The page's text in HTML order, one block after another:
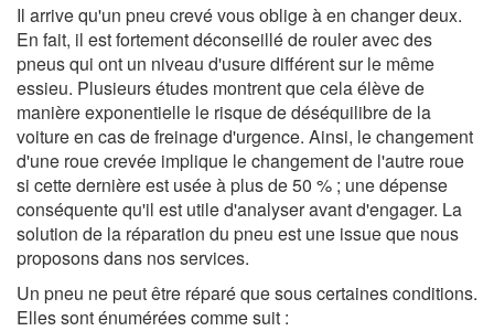
Il arrive qu'un pneu crevé vous oblige à en changer deux.
En fait, il est fortement déconseillé de rouler avec des
pneus qui ont un niveau d'usure différent sur le même
essieu. Plusieurs études montrent que cela élève de
manière exponentielle le risque de déséquilibre de la
voiture en cas de freinage d'urgence. Ainsi, le changement
d'une roue crevée implique le changement de l'autre roue
si cette dernière est usée à plus de 50 % ; une dépense
conséquente qu'il est utile d'analyser avant d'engager. La
solution de la réparation du pneu est une issue que nous
proposons dans nos services.
Un pneu ne peut être réparé que sous certaines conditions.
Elles sont énumérées comme suit :